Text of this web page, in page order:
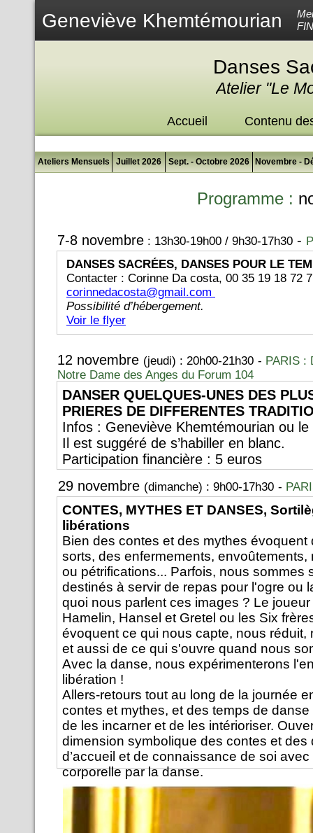
Ateliers Mensuels Juillet 2026 Sept. - Octobre 2026 Novembre -
12 novembre (jeudi) : 20h00-21h30 - PARIS :
Notre Dame des Anges du Forum 104
DANSER QUELQUES-UNES DES
PRIERES DE DIFFERENTES
Infos : Geneviève Khemtémourian ou
Il est suggéré de s’habiller en blanc.
Participation financière : 5 euros
29 novembre (dimanche) : 9h00-17h30 -
CONTES, MYTHES ET DANSES,
libérations
Bien des contes et des mythes évoquent
sorts, des enfermements, envoûtements,
ou pétrifications... Parfois, nous sommes
destinés à servir de repas pour l'ogre ou
quoi nous parlent ces images ? Le
Hamelin, Hansel et Gretel ou les Six
évoquent ce qui nous capte, nous réduit,
et aussi de ce qui s'ouvre quand nous
Avec la danse, nous expérimenterons
libération !
Allers-retours tout au long de la journée
contes et mythes, et des temps de
de les incarner et de les intérioriser.
dimension symbolique des contes et des
d’accueil et de connaissance de soi
corporelle par la danse.
Apporter des vêtements souples.
danse n’est nécessaire pour participer à
7-8 novembre : 13h30-19h00 / 9h30-17h30 -
DANSES SACRÉES, DANSES POUR LE
Contacter : Corinne Da costa, 00 35 19 18 72
corinnedacosta@gmail.com
Possibilité d’hébergement.
Voir le flyer
Programme :
Geneviève Khemtémourian
Contenu
Accueil
Atelier "Le
Danses